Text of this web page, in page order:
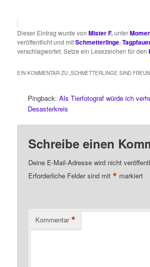
Dieser Eintrag wurde vonMister F.unter
veröffentlicht und mitSchmetterlinge,
verschlagwortet. Setze ein Lesezeichen für den
EIN KOMMENTAR ZU „SCHMETTERLINGE SIND
Pingback:Als Tierfotograf würde ich
Desasterkreis
Schreibe einen
Deine E-Mail-Adresse wird nicht
Erforderliche Felder sind mit* markiert
Kommentar *